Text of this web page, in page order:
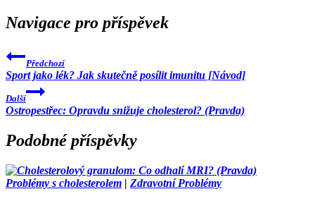
Navigace pro příspěvek
Předchozí
Sport jako lék? Jak skutečně posílit imunitu [Návod]
Další
Ostropestřec: Opravdu snižuje cholesterol? (Pravda)
Podobné příspěvky
Problémy s cholesterolem | Zdravotní Problémy